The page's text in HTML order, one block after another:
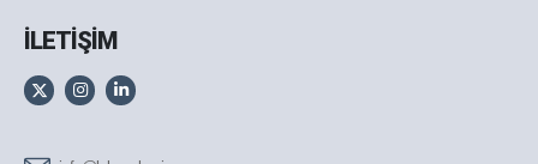
İLETİŞİM